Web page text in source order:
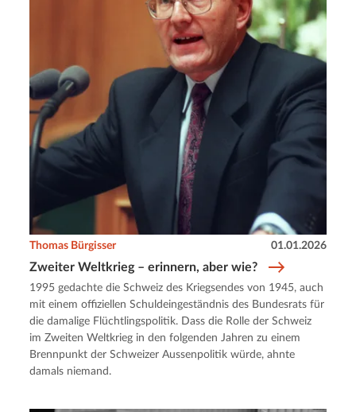
Zweiter Weltkrieg – erinnern, aber wie?
Thomas Bürgisser 01.01.2026
1995 gedachte die Schweiz des Kriegsendes von 1945, auch
mit einem offiziellen Schuldeingeständnis des Bundesrats für
die damalige Flüchtlingspolitik. Dass die Rolle der Schweiz
im Zweiten Weltkrieg in den folgenden Jahren zu einem
Brennpunkt der Schweizer Aussenpolitik würde, ahnte
damals niemand.